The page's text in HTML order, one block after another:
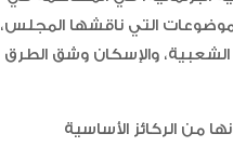
التي ناقشها المجلس،
الشعبية، والإسكان وشق الطرق
من الركائز الأساسية